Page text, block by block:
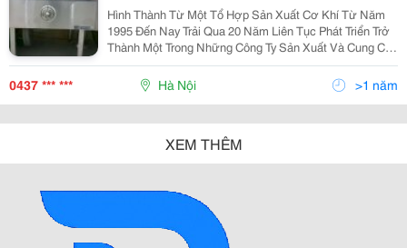
Hình Thành Từ Một Tổ Hợp Sản Xuất Cơ Khí Từ Năm
1995 Đến Nay Trải Qua 20 Năm Liên Tục Phát Triển Trở
Thành Một Trong Những Công Ty Sản Xuất Và Cung Cấp
Thiết Bị Bếp Dân Dụng Và Công Nghiệp Hàng Đầu Trên
Thị Trường Việt Nam. Lấy Đội Ngũ Cán Bộ Làm Nòn
0437 *** *** Hà Nội >1 năm
XEM THÊM